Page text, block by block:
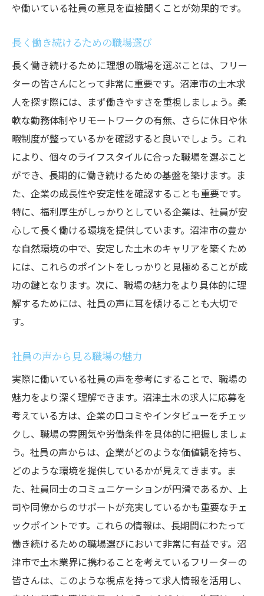
や働いている社員の意見を直接聞くことが効果的です。
長く働き続けるための職場選び
長く働き続けるために理想の職場を選ぶことは、フリー
ターの皆さんにとって非常に重要です。沼津市の土木求
人を探す際には、まず働きやすさを重視しましょう。柔
軟な勤務体制やリモートワークの有無、さらに休日や休
暇制度が整っているかを確認すると良いでしょう。これ
により、個々のライフスタイルに合った職場を選ぶこと
ができ、長期的に働き続けるための基盤を築けます。ま
た、企業の成長性や安定性を確認することも重要です。
特に、福利厚生がしっかりとしている企業は、社員が安
心して長く働ける環境を提供しています。沼津市の豊か
な自然環境の中で、安定した土木のキャリアを築くため
には、これらのポイントをしっかりと見極めることが成
功の鍵となります。次に、職場の魅力をより具体的に理
解するためには、社員の声に耳を傾けることも大切で
す。
社員の声から見る職場の魅力
実際に働いている社員の声を参考にすることで、職場の
魅力をより深く理解できます。沼津土木の求人に応募を
考えている方は、企業の口コミやインタビューをチェッ
クし、職場の雰囲気や労働条件を具体的に把握しましょ
う。社員の声からは、企業がどのような価値観を持ち、
どのような環境を提供しているかが見えてきます。ま
た、社員同士のコミュニケーションが円滑であるか、上
司や同僚からのサポートが充実しているかも重要なチェ
ックポイントです。これらの情報は、長期間にわたって
働き続けるための職場選びにおいて非常に有益です。沼
津市で土木業界に携わることを考えているフリーターの
皆さんは、このような視点を持って求人情報を活用し、